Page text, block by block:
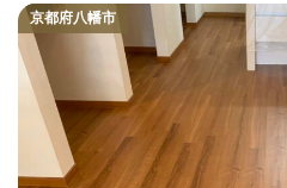
京都府八幡市